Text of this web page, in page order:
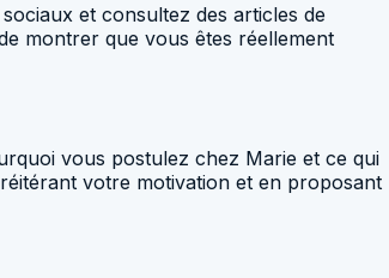
et consultez des articles de
montrer que vous êtes réellement
vous postulez chez Marie et ce qui
votre motivation et en proposant